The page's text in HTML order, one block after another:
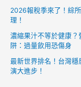
藥
訓
練
2026報稅季來了！綜
理！
濃縮果汁不等於健康
阱：過量飲用恐傷身
最新世界排名！台灣穩
演大進步！